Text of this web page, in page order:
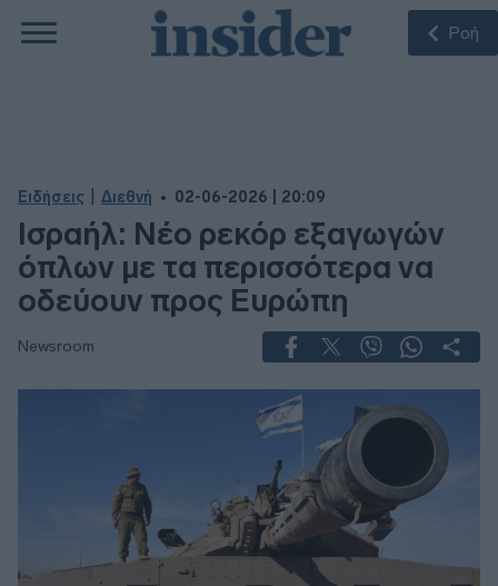
Ροή
Ειδήσεις Διεθνή 02-06-2026 | 20:09
Ισραήλ: Νέο ρεκόρ εξαγωγών
όπλων με τα περισσότερα να
οδεύουν προς Ευρώπη
Newsroom